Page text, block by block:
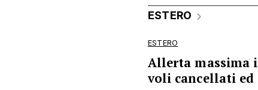
ESTERO
ESTERO
Allerta massima
voli cancellati ed